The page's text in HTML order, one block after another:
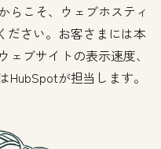
らこそ、ウェブホスティ
ださい。お客さまには本
ブサイトの表示速度、
が担当します。